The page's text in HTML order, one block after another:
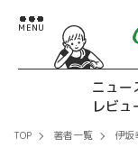
ニュー
レビュ
TOP 著者一覧 伊坂